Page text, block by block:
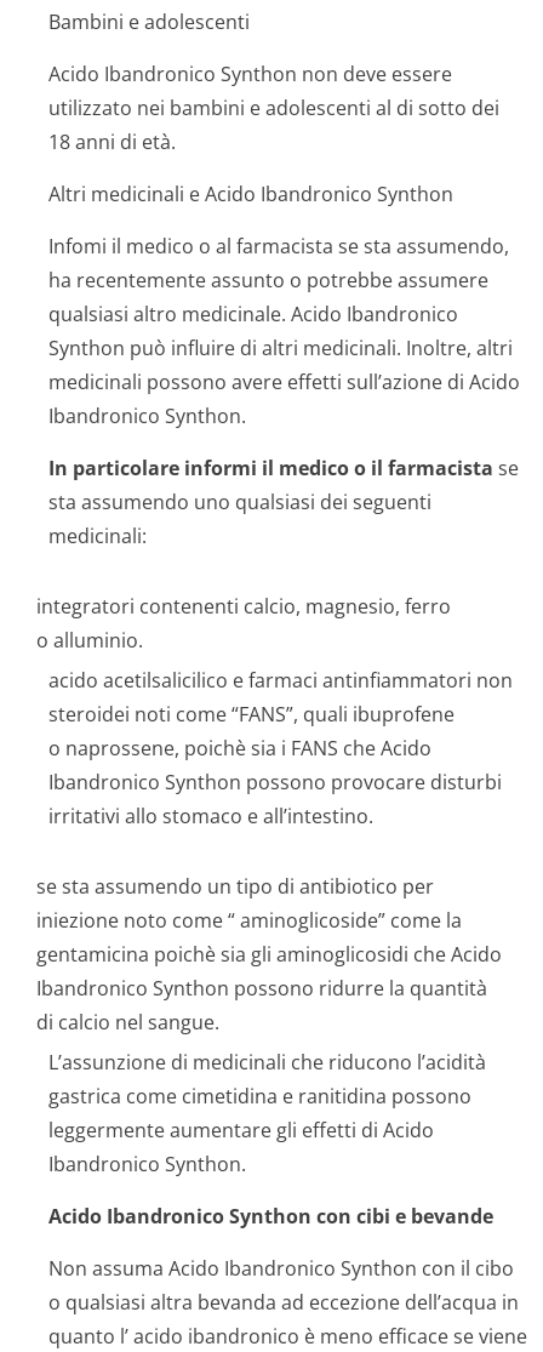
Bambini e adolescenti
Acido Ibandronico Synthon non deve essere
utilizzato nei bambini e adolescenti al di sotto dei
18 anni di età.
Altri medicinali e Acido Ibandronico Synthon
Infomi il medico o al farmacista se sta assumendo,
ha recentemente assunto o potrebbe assumere
qualsiasi altro medicinale. Acido Ibandronico
Synthon può influire di altri medicinali. Inoltre, altri
medicinali possono avere effetti sull’azione di Acido
Ibandronico Synthon.
In particolare informi il medico o il farmacista se
sta assumendo uno qualsiasi dei seguenti
medicinali:
integratori contenenti calcio, magnesio, ferro
o alluminio.
acido acetilsalicilico e farmaci antinfiammatori non
steroidei noti come “FANS”, quali ibuprofene
o naprossene, poichè sia i FANS che Acido
Ibandronico Synthon possono provocare disturbi
irritativi allo stomaco e all’intestino.
se sta assumendo un tipo di antibiotico per
iniezione noto come “ aminoglicoside” come la
gentamicina poichè sia gli aminoglicosidi che Acido
Ibandronico Synthon possono ridurre la quantità
di calcio nel sangue.
L’assunzione di medicinali che riducono l’acidità
gastrica come cimetidina e ranitidina possono
leggermente aumentare gli effetti di Acido
Ibandronico Synthon.
Acido Ibandronico Synthon con cibi e bevande
Non assuma Acido Ibandronico Synthon con il cibo
o qualsiasi altra bevanda ad eccezione dell’acqua in
quanto l’ acido ibandronico è meno efficace se viene